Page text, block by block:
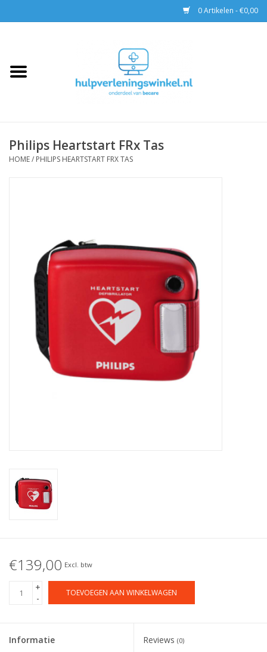
0 Artikelen - €0,00
EHBO
Philips Heartstart FRx Tas
HOME/ PHILIPS HEARTSTART FRX TAS
€139,00 Excl. btw
+
-
TOEVOEGEN AAN WINKELWAGEN
Informatie Reviews (0)